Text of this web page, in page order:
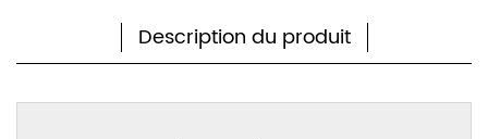
Description du produit